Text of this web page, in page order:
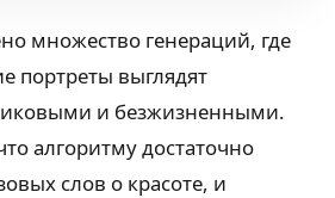
множество генераций, где
портреты выглядят
и безжизненными.
алгоритму достаточно
слов о красоте, и